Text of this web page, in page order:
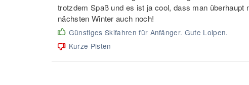
trotzdem Spaß und es ist ja cool, dass man
nächsten Winter auch noch!
Günstiges Skifahren für Anfänger. Gute Loipen.
Kurze Pisten